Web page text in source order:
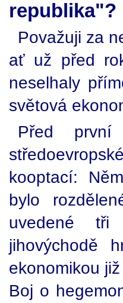
republika"?
Považuji za
ať už před
neselhaly
světová
Před první
kooptací:
bylo
uvedené tři
jihovýchodě
ekonomikou
Boj o